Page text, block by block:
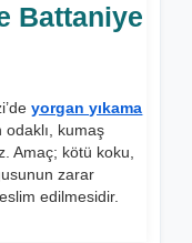
Battaniye
yorgan yıkama
odaklı, kumaş
Amaç; kötü koku,
zarar
edilmesidir.